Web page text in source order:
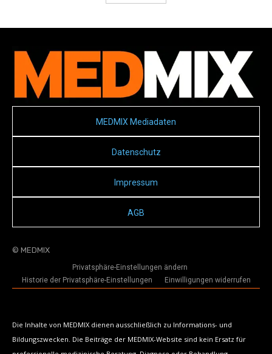
MEDMIX Mediadaten
Datenschutz
Impressum
AGB
© MEDMIX
Privatsphäre-Einstellungen ändern
Historie der Privatsphäre-Einstellungen
Einwilligungen widerrufen
Die Inhalte von MEDMIX dienen ausschließlich zu Informations- und
Bildungszwecken. Die Beiträge der MEDMIX-Website sind kein Ersatz für